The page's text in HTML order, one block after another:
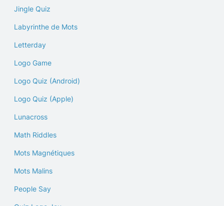
Jingle Quiz
Labyrinthe de Mots
Letterday
Logo Game
Logo Quiz (Android)
Logo Quiz (Apple)
Lunacross
Math Riddles
Mots Magnétiques
Mots Malins
People Say